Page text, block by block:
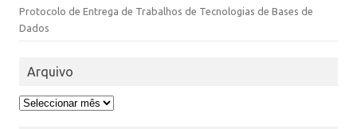
Protocolo de Entrega de Trabalhos de Tecnologias de Bases de
Dados
Arquivo